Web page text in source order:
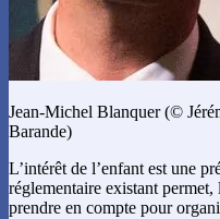
Jean-Michel Blanquer (©
Barande)
L’intérêt de l’enfant est une
réglementaire existant
prendre en compte pour